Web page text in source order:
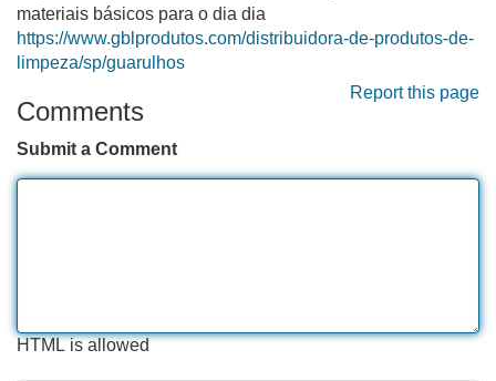
materiais básicos para o dia dia
https://www.gblprodutos.com/distribuidora-de-produtos-de-
limpeza/sp/guarulhos
Report this page
Comments
Submit a Comment
HTML is allowed